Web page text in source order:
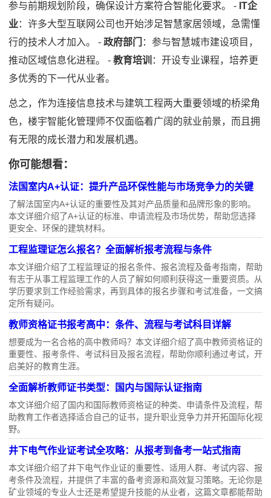
参与前期规划阶段，确保设计方案符合智能化要求。 - IT企
业：许多大型互联网公司也开始涉足智慧家居领域，急需懂
行的技术人才加入。 - 政府部门
：参与智慧城市建设项目，
推动区域信息化进程。 - 教育培训 ：开设专业课程，培养更
多优秀的下一代从业者。
总之，作为连接信息技术与建筑工程两大重要领域的桥梁角
色，楼宇智能化管理师不仅面临着广阔的就业前景，而且拥
有无限的成长潜力和发展机遇。
你可能想看：
法国室内A+认证：提升产品环保性能与市场竞争力的关键
了解法国室内A+认证的重要性及其对产品质量和品牌形象的影响。
本文详细介绍了A+认证的标准、申请流程及市场优势，帮助您选择
更安全、环保的建筑材料。
工程监理证怎么报名？全面解析报考流程与条件
本文详细介绍了工程监理证的报名条件、报名流程及备考指南，帮助
有志于从事工程监理工作的人员了解如何顺利获得这一重要资质。从
学历要求到工作经验需求，再到具体的报名步骤和考试准备，一文搞
定所有疑问。
教师资格证书报考高中：条件、流程与考试科目详解
想要成为一名合格的高中教师吗？本文详细介绍了高中教师资格证的
重要性、报考条件、考试科目及报名流程，帮助你顺利通过考试，开
启美好的教育生涯。
全面解析教师证书类型：国内与国际认证指南
本文详细介绍了国内和国际教师资格证的种类、申请条件及流程，帮
助教育工作者选择适合自己的证书，提升职业竞争力并开拓国际化视
野。
井下电气作业证考试全攻略：从报考到备考一站式指南
本文详细介绍了井下电气作业证的重要性、适用人群、考试内容、报
考条件及流程，并提供了丰富的备考资源和高效复习策略。无论你是
矿业领域的专业人士还是希望提升技能的从业者，这篇文章都能帮助